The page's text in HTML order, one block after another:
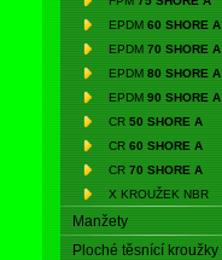
EPDM 60 SHORE A
EPDM 70 SHORE A
EPDM 80 SHORE A
EPDM 90 SHORE A
CR 50 SHORE A
CR 60 SHORE A
CR 70 SHORE A
X KROUŽEK NBR
Manžety
Ploché těsnící kroužky